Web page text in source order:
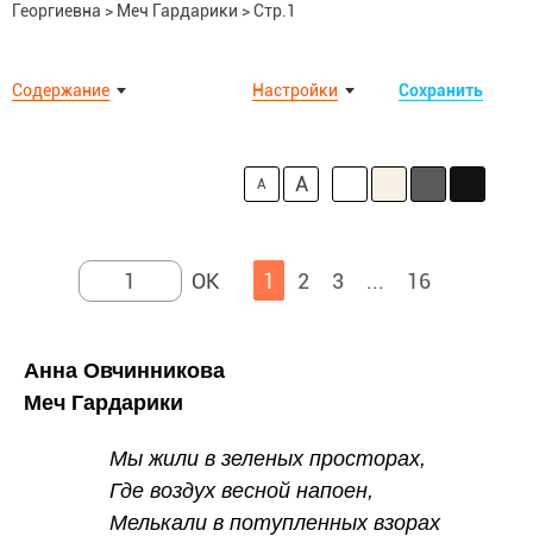
Георгиевна > Меч Гардарики >Стр.1
Содержание Сохранить
Настройки
A A
1 2 3 ... 16
Анна Овчинникова
Меч Гардарики
Мы жили в зеленых просторах,
Где воздух весной напоен,
Мелькали в потупленных взорах